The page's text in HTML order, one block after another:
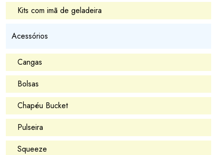
Kits com imã de geladeira
Acessórios
Cangas
Bolsas
Chapéu Bucket
Pulseira
Squeeze